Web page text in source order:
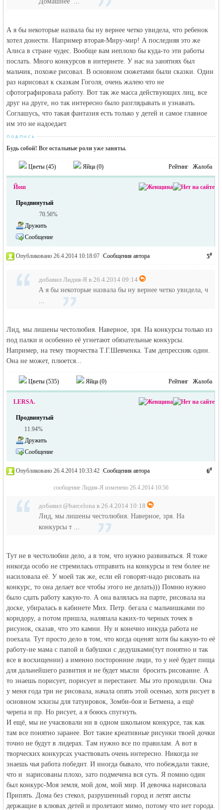
А я бы некоторые назвала бы ну вернее четко увидела, что ребенок
хотел донести. Например вторая-Миру-мир! А последняя это же
Алиса в стране чудес. Вообще вам неплохо бы куда-то эти работы
послать. Много конкурсов в интернете. У нас на занятиях был
мальчик, похоже рисовал. В основном сюжетами были сказки. Один
раз нарисовал к сказкам Гоголя, очень жалею что не
сфотографировала работу. Вот так же масса действующих лиц, все
друг на друге, но так интересно было разглядывать и узнавать.
Соглашусь, что такая фантазия есть только у детей и самое главное
им это не надоедает.
Будь собой! Все остальные роли уже заняты.
Цветы (45) Яйца (0) Рейтинг Жалоба
Йош
Продвинутый
70.56%
Дружить
Сообщение
5#
Опубликовано 26.4.2014 10:18:07 Сообщения автора
добавил Лидия-Я в 26.4.2014 09:14
А я бы некоторые назвала бы ну вернее четко увидела, ч
...
Лид, мы лишены честолюбия. Наверное, зря. На конкурсы только из
под палки и особенно её угнетают обязательные конкурсы.
Например, на тему творчества Т.Г.Шевченка. Там депрессняк один.
Она не может, плюется...
Цветы (535) Яйца (0) Рейтинг Жалоба
LERSA.
Продвинутый
11.94%
Дружить
Сообщение
6#
Опубликовано 26.4.2014 10:33:42 Сообщения автора
сообщение Лидия-Я изменено 26.4.2014 10:56
добавил @barcelona в 26.4.2014 10:18
Лид, мы лишены честолюбия. Наверное, зря. На
конкурсы т ...
Тут не в честолюбии дело, а в том, что нужно развиваться. Я тоже
никогда особо не стремилась отправить на конкурсы и тем более не
насиловала её. У моей так же, если ей говорят-надо рисовать на
конкурс, то она делает все чтобы этого не делать))) Помню нужно
было сдать работу какую-то. А она валялась на парте, рисовала на
доске, убиралась в кабинете Мих. Петр. бегала с мальчишками по
коридору, а потом пришла, наляпала каких-то черных точек в
рисунок, сказав, что это камни. Ну и конечно никуда работа не
поехала. Тут просто дело в том, что когда оценят хотя бы какую-то её
работу-не мама с папой и бабушки с дедушками(тут понятно и так
все в восхищении) а именно посторонние люди, то у неё будет пища
для дальнейшего развития и не будет мысли бросить рисование. А
то знаешь порисует, порисует и перестанет. Мы это проходили. Она
у меня года три не рисовала, начала опять этой осенью, хотя рисует в
основном эскизы для татуировок, Зомби-боя и Бетмена, а ещё
черепа и пр. Но рисует, а я боюсь спугнуть.
И ещё, мы не учасвовали ни в одном школьном конкурсе, так как
там все понятно заранее. Вот такие креативные рисунки твоей дочки
точно не будут в лидерах. Там нужно все по правилам. А вот в
творческих конкурсах участвовать очень интересно. Никогда не
знаешь чья работа победит. И иногда бывало, что побеждали такие,
что и нарисованы плохо, зато подмечена вся суть. Я помню один
был конкурс-Моя земля, мой дом, мой мир. И девочка нарисовала
Припять. Дома без стекол, разрушенный город и летят аисты
держащие в клювах детей и пролетают мимо, потому что нет города.